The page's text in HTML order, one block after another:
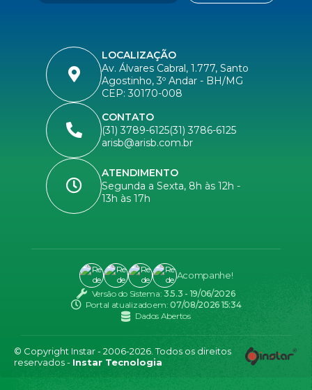
LOCALIZAÇÃO
Av. Álvares Cabral, 1.777, Santo
Agostinho, 3º Andar - BH/MG
CEP: 30170-008
CONTATO
(31) 3789-6125(31) 3786-6125
arisb@arisb.com.br
ATENDIMENTO
Segunda a Sexta, 8h às 12h -
13h às 17h
Versão do Sistema: 3.5.3 - 19/06/2026
Portal atualizado em:07/08/2026 15:34
Dados Abertos
Acompanhe!
© Copyright Instar - 2006-2026. Todos os direitos
reservados - Instar Tecnologia